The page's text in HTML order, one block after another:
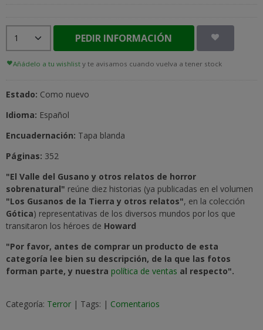
PEDIR INFORMACIÓN
Añádelo a tu wishlist y te avisamos cuando vuelva a tener stock
Estado: Como nuevo
Idioma: Español
Encuadernación: Tapa blanda
Páginas: 352
"El Valle del Gusano y otros relatos de horror
sobrenatural" reúne diez historias (ya publicadas en el volumen
"Los Gusanos de la Tierra y otros relatos", en la colección
Gótica) representativas de los diversos mundos por los que
transitaron los héroes de Howard
"Por favor, antes de comprar un producto de esta
categoría lee bien su descripción, de la que las fotos
forman parte, y nuestra política de ventas al respecto".
Categoría: Terror | Tags: | Comentarios